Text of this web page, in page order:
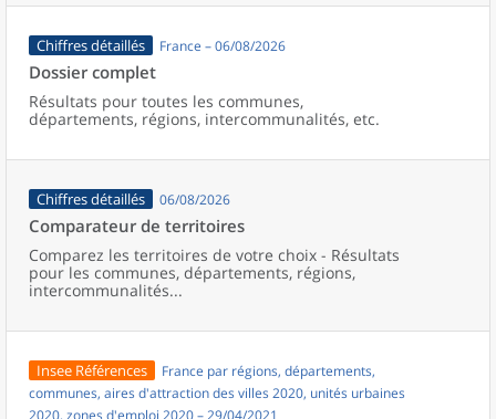
Chiffres détaillés France – 06/08/2026
Dossier complet
Résultats pour toutes les communes,
départements, régions, intercommunalités, etc.
Chiffres détaillés 06/08/2026
Comparateur de territoires
Comparez les territoires de votre choix - Résultats
pour les communes, départements, régions,
intercommunalités...
Insee Références
France par régions, départements,
communes, aires d'attraction des villes 2020, unités urbaines
2020, zones d'emploi 2020 – 29/04/2021